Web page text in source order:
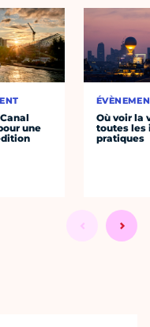
une
Où voir la
toutes les
pratiques